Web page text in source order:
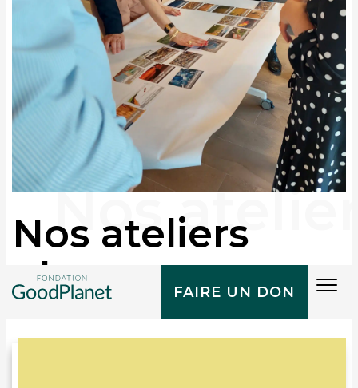
FAIRE UN DON
Nos ateliers
phares